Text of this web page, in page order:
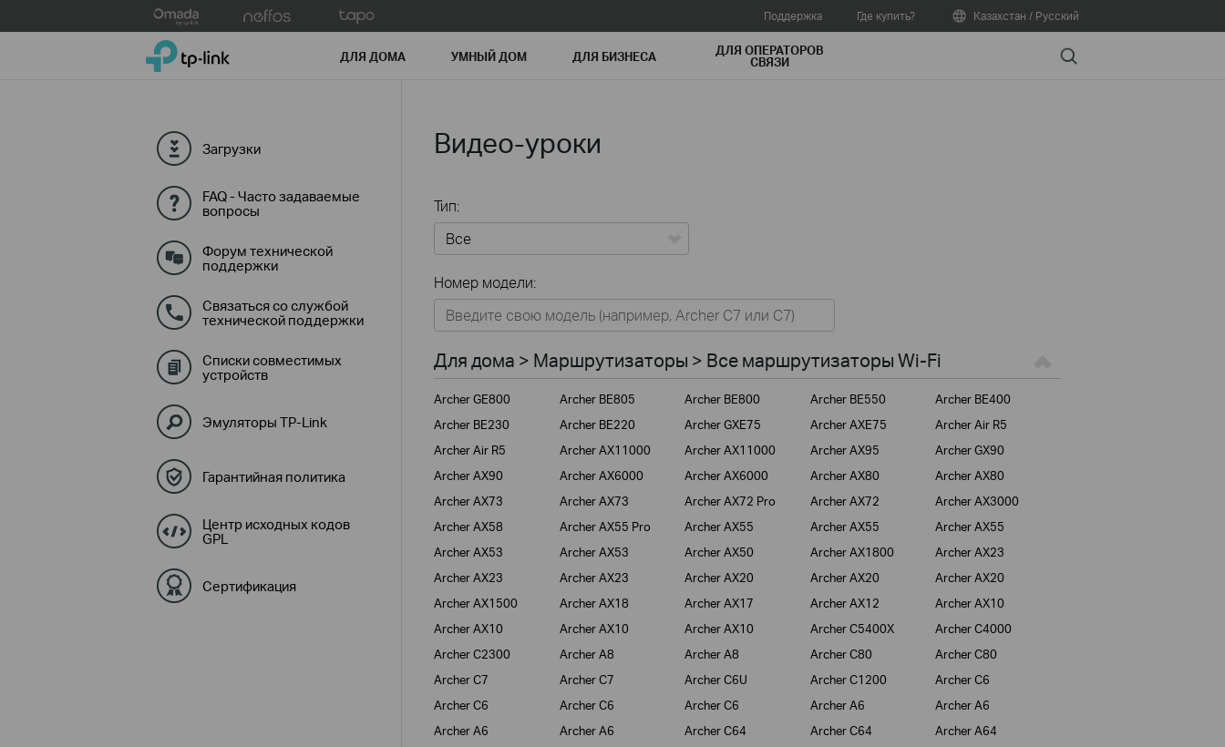
to
Поддержка Где купить? Казахстан / Русский
TP-Link, Reliably Smart ДЛЯ ДОМА УМНЫЙ ДОМ ДЛЯ БИЗНЕСА ДЛЯ ОПЕРАТОРОВ
СВЯЗИ Search
Загрузки
FAQ - Часто задаваемые
вопросы
Форум технической
поддержки
Связаться со службой
технической поддержки
Списки совместимых
устройств
Эмуляторы TP-Link
Гарантийная политика
Центр исходных кодов
GPL
Сертификация
Видео-уроки
Тип:
Для дома
Умный дом
Для бизнеса
Для операторов связи
Номер модели:
Для дома > Маршрутизаторы > Все маршрутизаторы Wi-Fi
Archer GE800 Archer BE805 Archer BE800 Archer BE550
Archer BE400
Archer BE230
Archer BE220 Archer GXE75 Archer AXE75
Archer Air R5
Archer Air R5
Archer AX11000 Archer AX11000 Archer AX95
Archer GX90
Archer AX90
Archer AX6000 Archer AX6000 Archer AX80
Archer AX80
Archer AX73
Archer AX73 Archer AX72 Pro Archer AX72
Archer AX3000
Archer AX58
Archer AX55 Pro Archer AX55 Archer AX55
Archer AX55
Archer AX53
Archer AX53 Archer AX50 Archer AX1800
Archer AX23
Archer AX23
Archer AX23 Archer AX20 Archer AX20
Archer AX20
Archer AX1500
Archer AX18 Archer AX17 Archer AX12
Archer AX10
Archer AX10
Archer AX10 Archer AX10 Archer C5400X
Archer C4000
Archer C2300
Archer A8 Archer A8 Archer C80
Archer C80
Archer C7
Archer C7 Archer C6U Archer C1200
Archer C6
Archer C6
Archer C6 Archer C6 Archer A6
Archer A6
Archer A6
Archer A6 Archer C64 Archer C64
Archer A64